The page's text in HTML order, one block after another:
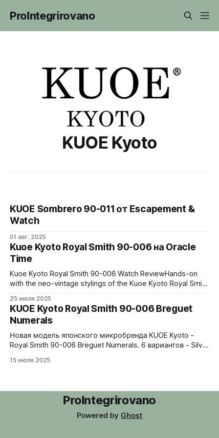
ProIntegrirovano
KUOE Kyoto
KUOE Sombrero 90-011 от Escapement &
Watch
01 авг. 2025
Kuoe Kyoto Royal Smith 90-006 на Oracle
Time
Kuoe Kyoto Royal Smith 90-006 Watch ReviewHands-on
with the neo-vintage stylings of the Kuoe Kyoto Royal Smith
numerals.Oracle TimeSponsored
25 июля 2025
KUOE Kyoto Royal Smith 90-006 Breguet
Numerals
Новая модель японского микробренда KUOE Kyoto -
Royal Smith 90-006 Breguet Numerals. 6 вариантов - Silver
Dial, Silver Case Green Dial, Silver Case Black Dial, Silver
15 июля 2025
ProIntegrirovano
Powered by Ghost